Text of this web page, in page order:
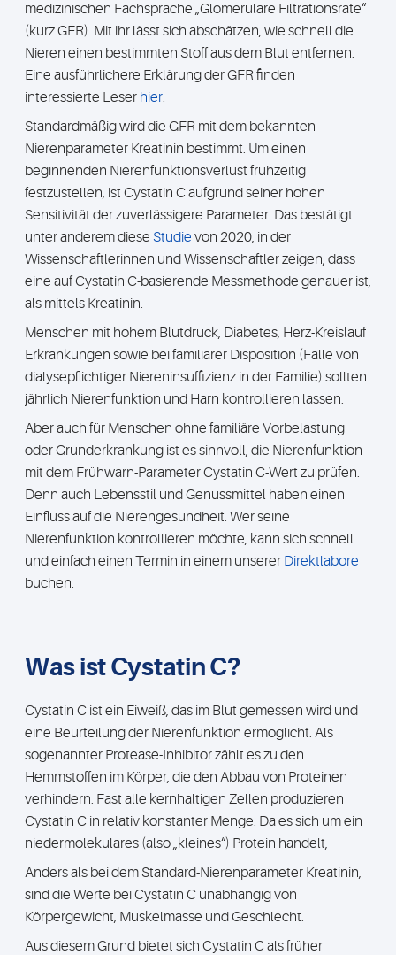
medizinischen Fachsprache „Glomeruläre Filtrationsrate“
(kurz GFR). Mit ihr lässt sich abschätzen, wie schnell die
Nieren einen bestimmten Stoff aus dem Blut entfernen.
Eine ausführlichere Erklärung der GFR finden
interessierte Leser hier.
Standardmäßig wird die GFR mit dem bekannten
Nierenparameter Kreatinin bestimmt. Um einen
beginnenden Nierenfunktionsverlust frühzeitig
festzustellen, ist Cystatin C aufgrund seiner hohen
Sensitivität der zuverlässigere Parameter. Das bestätigt
unter anderem diese Studie von 2020, in der
Wissenschaftlerinnen und Wissenschaftler zeigen, dass
eine auf Cystatin C-basierende Messmethode genauer ist,
als mittels Kreatinin.
Menschen mit hohem Blutdruck, Diabetes, Herz-Kreislauf
Erkrankungen sowie bei familiärer Disposition (Fälle von
dialysepflichtiger Niereninsuffizienz in der Familie) sollten
jährlich Nierenfunktion und Harn kontrollieren lassen.
Aber auch für Menschen ohne familiäre Vorbelastung
oder Grunderkrankung ist es sinnvoll, die Nierenfunktion
mit dem Frühwarn-Parameter Cystatin C-Wert zu prüfen.
Denn auch Lebensstil und Genussmittel haben einen
Einfluss auf die Nierengesundheit. Wer seine
Nierenfunktion kontrollieren möchte, kann sich schnell
und einfach einen Termin in einem unserer Direktlabore
buchen.
Was ist Cystatin C?
Cystatin C ist ein Eiweiß, das im Blut gemessen wird und
eine Beurteilung der Nierenfunktion ermöglicht. Als
sogenannter Protease-Inhibitor zählt es zu den
Hemmstoffen im Körper, die den Abbau von Proteinen
verhindern. Fast alle kernhaltigen Zellen produzieren
Cystatin C in relativ konstanter Menge. Da es sich um ein
niedermolekulares (also „kleines“) Protein handelt,
Anders als bei dem Standard-Nierenparameter Kreatinin,
sind die Werte bei Cystatin C unabhängig von
Körpergewicht, Muskelmasse und Geschlecht.
Aus diesem Grund bietet sich Cystatin C als früher